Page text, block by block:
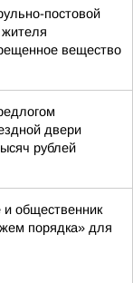
постовой
вещество
двери
рублей
общественник
порядка» для